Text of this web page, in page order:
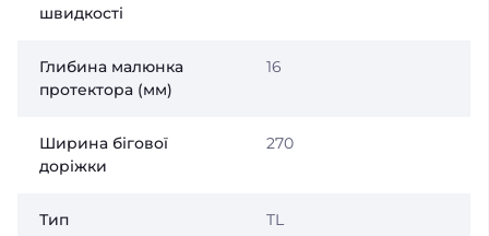
швидкості
Глибина малюнка
протектора (мм)
16
Ширина бігової
доріжки
270
Тип TL